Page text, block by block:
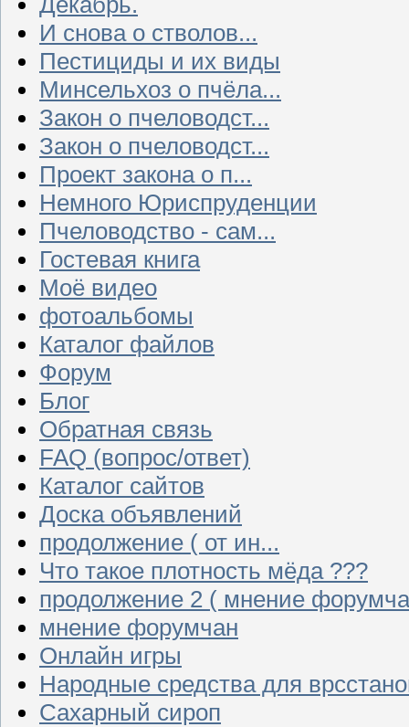
И снова о стволов...
Пестициды и их виды
Минсельхоз о пчёла...
Закон о пчеловодст...
Закон о пчеловодст...
Проект закона о п...
Немного Юриспруденции
Пчеловодство - сам...
Гостевая книга
Моё видео
фотоальбомы
Каталог файлов
Форум
Блог
Обратная связь
FAQ (вопрос/ответ)
Каталог сайтов
Доска объявлений
продолжение ( от ин...
Что такое плотность мёда ???
продолжение 2 ( мнение
мнение форумчан
Онлайн игры
Народные средства для
Сахарный сироп